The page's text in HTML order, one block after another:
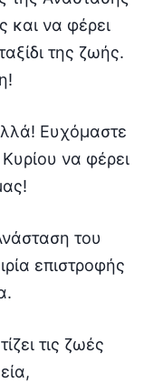
και να φέρει
της ζωής.
Ευχόμαστε
να φέρει
του
επιστροφής
τις ζωές